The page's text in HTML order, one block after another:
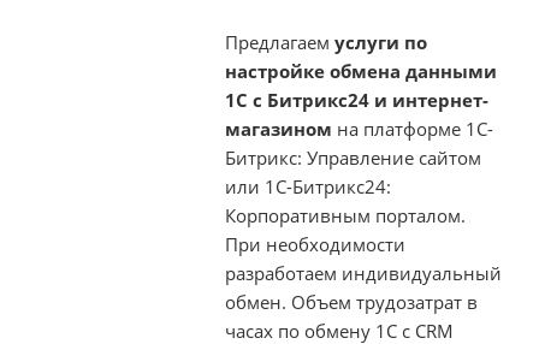
Предлагаем услуги по
настройке обмена данными
1С с Битрикс24 и интернет-
магазином на платформе 1С-
Битрикс: Управление сайтом
или 1С-Битрикс24:
Корпоративным порталом.
При необходимости
разработаем индивидуальный
обмен. Объем трудозатрат в
часах по обмену 1С с CRM